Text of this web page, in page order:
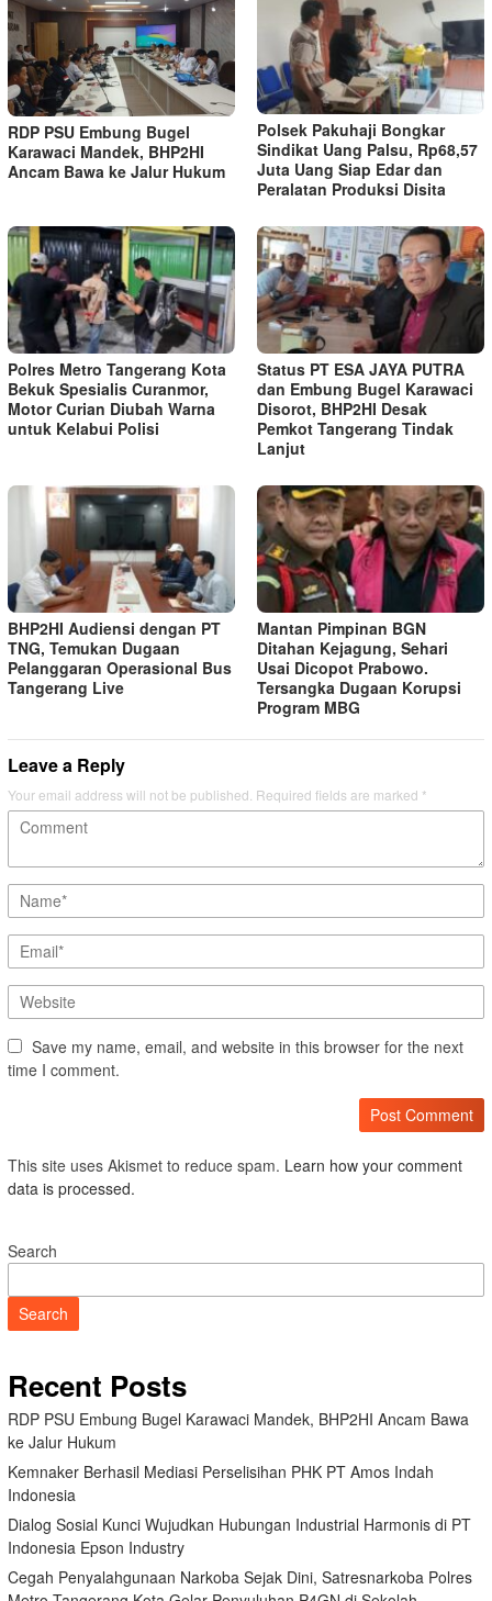
RDP PSU Embung Bugel
Karawaci Mandek, BHP2HI
Ancam Bawa ke Jalur Hukum
Polsek Pakuhaji Bongkar
Sindikat Uang Palsu, Rp68,57
Juta Uang Siap Edar dan
Peralatan Produksi Disita
Polres Metro Tangerang Kota
Bekuk Spesialis Curanmor,
Motor Curian Diubah Warna
untuk Kelabui Polisi
Status PT ESA JAYA PUTRA
dan Embung Bugel Karawaci
Disorot, BHP2HI Desak
Pemkot Tangerang Tindak
Lanjut
BHP2HI Audiensi dengan PT
TNG, Temukan Dugaan
Pelanggaran Operasional Bus
Tangerang Live
Mantan Pimpinan BGN
Ditahan Kejagung, Sehari
Usai Dicopot Prabowo.
Tersangka Dugaan Korupsi
Program MBG
Leave a Reply
Your email address will not be published. Required fields are marked *
Save my name, email, and website in this browser for the next
time I comment.
This site uses Akismet to reduce spam. Learn how your comment
data is processed.
Search
Search
Recent Posts
RDP PSU Embung Bugel Karawaci Mandek, BHP2HI Ancam Bawa
ke Jalur Hukum
Kemnaker Berhasil Mediasi Perselisihan PHK PT Amos Indah
Indonesia
Dialog Sosial Kunci Wujudkan Hubungan Industrial Harmonis di PT
Indonesia Epson Industry
Cegah Penyalahgunaan Narkoba Sejak Dini, Satresnarkoba Polres